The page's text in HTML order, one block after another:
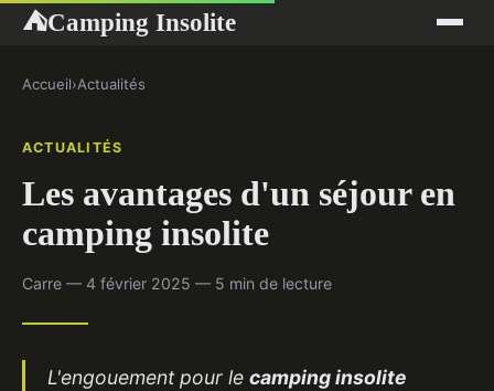
⛺Camping Insolite
Accueil›Actualités
ACTUALITÉS
Les avantages d'un séjour en
camping insolite
Carre — 4 février 2025 — 5 min de lecture
L'engouement pour le camping insolite